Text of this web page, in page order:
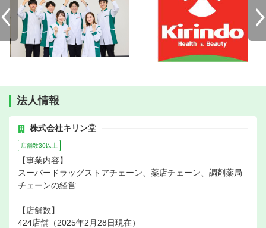
法人情報
株式会社キリン堂
店舗数30以上
【事業内容】
スーパードラッグストアチェーン、薬店チェーン、調剤薬局
チェーンの経営
【店舗数】
424店舗（2025年2月28日現在）